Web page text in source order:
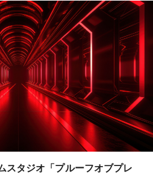
スタジオ「プルーフオブプレ